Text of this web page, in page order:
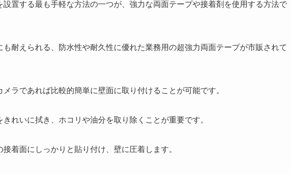
置する最も手軽な方法の一つが、 強力な両面テープや接着剤を使用する方法で
耐えられる、防水性や耐久性に優れた業務用の超強力両面テープが市販されて
メラであれば比較的簡単に壁面に取り付けることが可能です。
れいに拭き、ホコリや油分を取り除くことが重要です。
着面にしっかりと貼り付け、壁に圧着します。